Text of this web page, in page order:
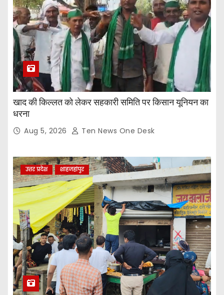
खाद की किल्लत को लेकर सहकारी समिति पर किसान यूनियन का
धरना
Aug 5, 2026 Ten News One Desk
उत्तर प्रदेश शाहजहांपुर